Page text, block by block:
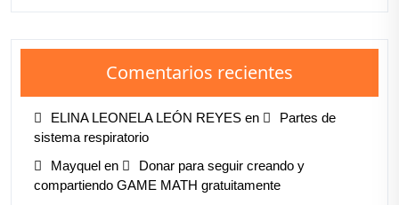
Comentarios recientes
ELINA LEONELA LEÓN REYES en
Partes de
sistema respiratorio
Mayquel en
Donar para seguir creando y
compartiendo GAME MATH gratuitamente